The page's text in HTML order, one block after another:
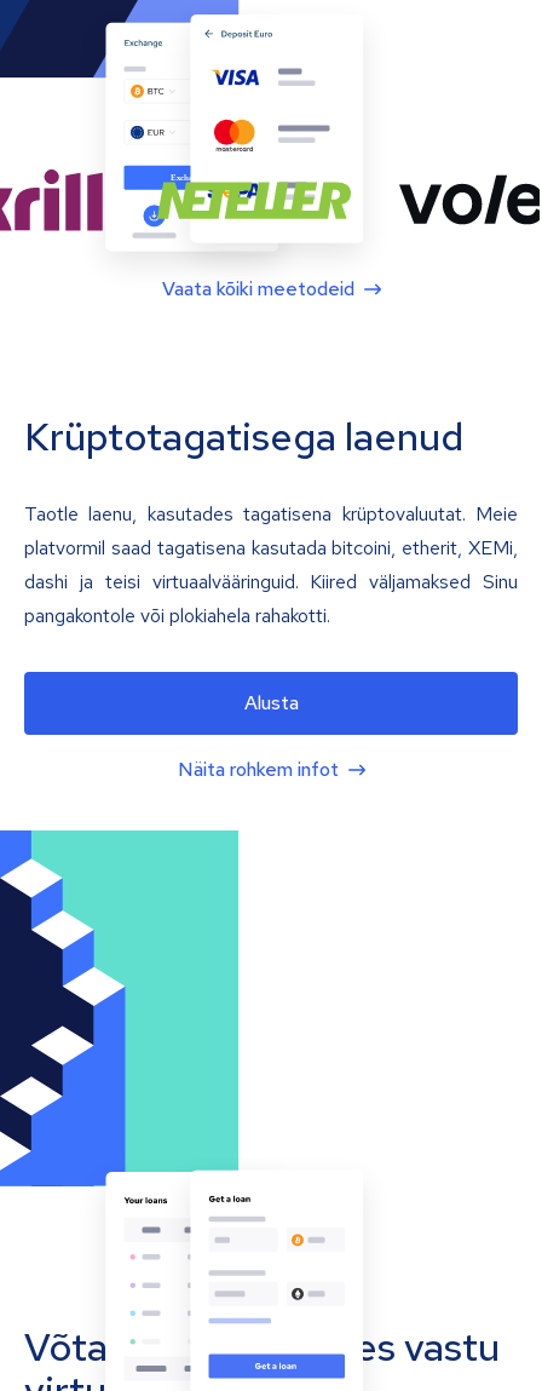
Vaata kõiki meetodeid
Krüptotagatisega laenud
Taotle laenu, kasutades tagatisena krüptovaluutat. Meie
platvormil saad tagatisena kasutada bitcoini, etherit, XEMi,
dashi ja teisi virtuaalvääringuid. Kiired väljamaksed Sinu
pangakontole või plokiahela rahakotti.
Alusta
Näita rohkem infot
Võta oma ettevõttes vastu